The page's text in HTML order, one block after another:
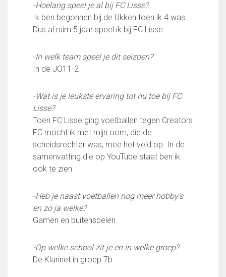
Heren- en jongensvoetbal
Vrouwen 1
Vrouwen- en meidenvoetbal
Zaalvoetbal
Walking Football
Programma
Onze opleiding
Jeugdopleiding FC Lisse
Profiel Jeugdtrainers
Opleidingsteams
Beleidsplan Jeugd
Partnerclub van Ajax
Zakelijk
Sponsoren
Business Club 2.0
-Hoelang speel je al bij FC Lisse?
Ik ben begonnen bij de Ukken toen ik 4 was.
Dus al ruim 5 jaar speel ik bij FC Lisse
-In welk team speel je dit seizoen?
In de JO11-2
-Wat is je leukste ervaring tot nu toe bij FC
Lisse?
Toen FC Lisse ging voetballen tegen Creators
FC mocht ik met mijn oom, die de
scheidsrechter was, mee het veld op. In de
samenvatting die op YouTube staat ben ik
ook te zien
-Heb je naast voetballen nog meer hobby’s
en zo ja welke?
Gamen en buitenspelen
-Op welke school zit je en in welke groep?
De Klarinet in groep 7b